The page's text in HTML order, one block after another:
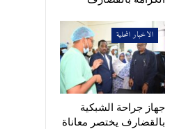
الاخبار المحلية
جهاز جراحة الشبكية
بالقضارف يختصر معاناة